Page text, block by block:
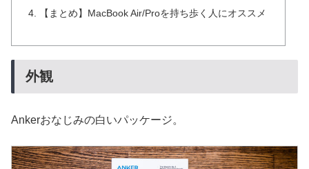
【まとめ】MacBook Air/Proを持ち歩く人にオススメ
外観
Ankerおなじみの白いパッケージ。